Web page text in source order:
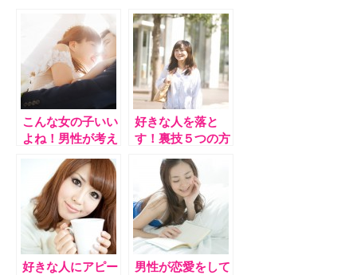
こんな女の子いい
よね！男性が考え
好きな人を落と
す！裏技５つの方
好きな人にアピー
男性が恋愛をして